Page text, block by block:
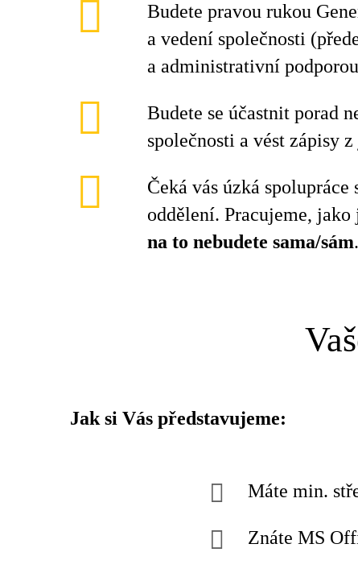
Budete pravou rukou
a vedení společnosti
a administrativní
Budete se účastnit porad
společnosti a vést zápisy
Čeká vás úzká spolupráce
oddělení. Pracujeme, jako
na to nebudete sama/sám.
Jak si Vás představujeme:
Máte min.
Znáte MS